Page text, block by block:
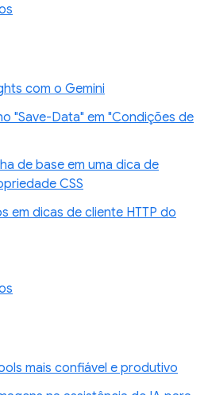
com o Gemini
"Save-Data" em "Condições de
de base em uma dica de
CSS
em dicas de cliente HTTP do
mais confiável e produtivo